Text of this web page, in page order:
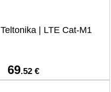
Teltonika | LTE Cat-M1
69.52 €